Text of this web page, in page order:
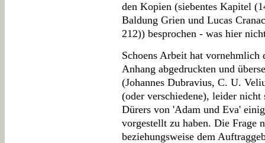
den Kopien (siebentes Kapitel
Baldung Grien und Lucas
212)) besprochen - was hier
Schoens Arbeit hat
Anhang abgedruckten und
(Johannes Dubravius, C. U.
(oder verschiedene), leider
Dürers von 'Adam und Eva'
vorgestellt zu haben. Die Frage
beziehungsweise dem